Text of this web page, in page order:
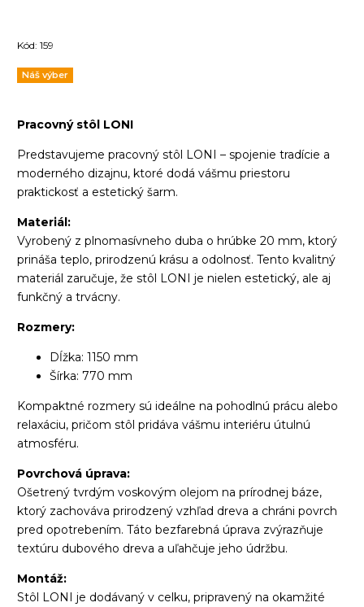
Kód: 159
Pracovný stôl LONI
Predstavujeme pracovný stôl LONI – spojenie tradície a
moderného dizajnu, ktoré dodá vášmu priestoru
praktickosť a estetický šarm.
Materiál:
Vyrobený z plnomasívneho duba o hrúbke 20 mm, ktorý
prináša teplo, prirodzenú krásu a odolnosť. Tento kvalitný
materiál zaručuje, že stôl LONI je nielen estetický, ale aj
funkčný a trvácny.
Rozmery:
Dĺžka: 1150 mm
Šírka: 770 mm
Kompaktné rozmery sú ideálne na pohodlnú prácu alebo
relaxáciu, pričom stôl pridáva vášmu interiéru útulnú
atmosféru.
Povrchová úprava:
Ošetrený tvrdým voskovým olejom na prírodnej báze,
ktorý zachováva prirodzený vzhľad dreva a chráni povrch
pred opotrebením. Táto bezfarebná úprava zvýrazňuje
textúru dubového dreva a uľahčuje jeho údržbu.
Montáž:
Stôl LONI je dodávaný v celku, pripravený na okamžité
Náš výber